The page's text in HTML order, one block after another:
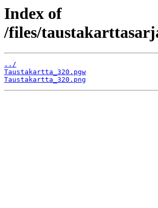
Index of
/files/
../
Taustakartta_320.pgw
Taustakartta_320.png